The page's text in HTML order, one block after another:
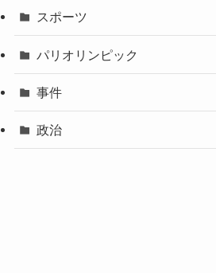
スポーツ
パリオリンピック
事件
政治